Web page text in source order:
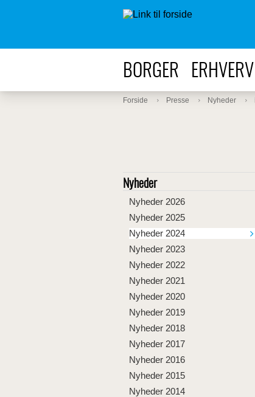
BORGER ERHVERV
Forside Presse Nyheder
Nyheder
Nyheder 2026
Nyheder 2025
Nyheder 2024
Nyheder 2023
Nyheder 2022
Nyheder 2021
Nyheder 2020
Nyheder 2019
Nyheder 2018
Nyheder 2017
Nyheder 2016
Nyheder 2015
Nyheder 2014